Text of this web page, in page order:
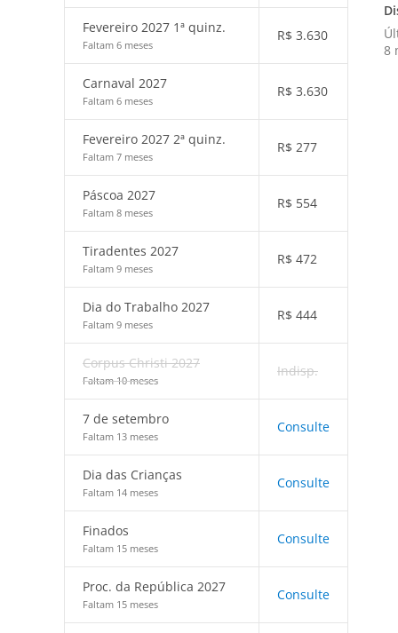
Fevereiro 2027 1ª quinz.
Faltam 6 meses
R$ 3.630
Carnaval 2027
Faltam 6 meses
R$ 3.630
Fevereiro 2027 2ª quinz.
Faltam 7 meses
R$ 277
Páscoa 2027
Faltam 8 meses
R$ 554
Tiradentes 2027
Faltam 9 meses
R$ 472
Dia do Trabalho 2027
Faltam 9 meses
R$ 444
Corpus Christi 2027
Faltam 10 meses
Indisp.
7 de setembro
Faltam 13 meses
Consulte
Dia das Crianças
Faltam 14 meses
Consulte
Finados
Faltam 15 meses
Consulte
Proc. da República 2027
Faltam 15 meses
Consulte
8